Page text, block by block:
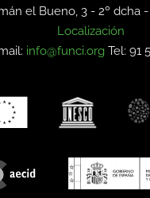
el Bueno, 3 - 2º dcha
Localización
info@funci.org Tel: 91